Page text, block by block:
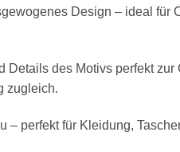
Design – ideal für
Details des Motivs perfekt zur
zugleich.
– perfekt für Kleidung,